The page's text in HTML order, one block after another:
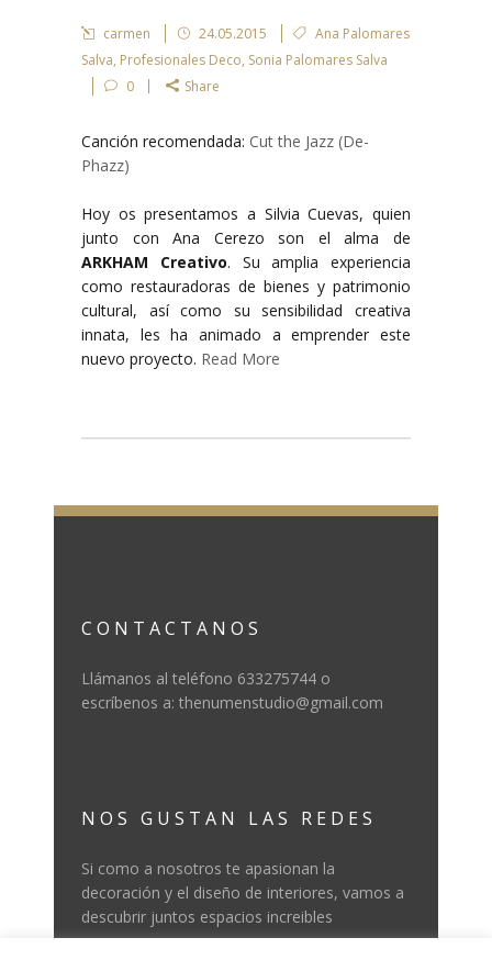
carmen 24.05.2015
Ana Palomares
Salva, Profesionales Deco, Sonia Palomares Salva
0
Share
Canción recomendada: Cut the Jazz (De-
Phazz)
Hoy os presentamos a Silvia Cuevas, quien
junto con Ana Cerezo son el alma de
ARKHAM Creativo. Su amplia experiencia
como restauradoras de bienes y patrimonio
cultural, así como su sensibilidad creativa
innata, les ha animado a emprender este
nuevo proyecto. Read More
CONTACTANOS
Llámanos al teléfono 633275744 o
escríbenos a: thenumenstudio@gmail.com
NOS GUSTAN LAS REDES
Si como a nosotros te apasionan la
decoración y el diseño de interiores, vamos a
descubrir juntos espacios increibles